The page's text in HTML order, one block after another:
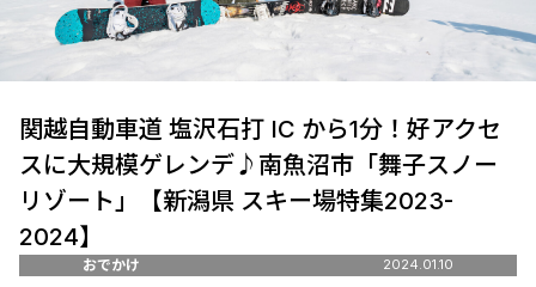
関越自動車道 塩沢石打 IC から1分！好アクセ
スに大規模ゲレンデ♪南魚沼市「舞子スノー
リゾート」【新潟県 スキー場特集2023-
2024】
おでかけ 2024.01.10